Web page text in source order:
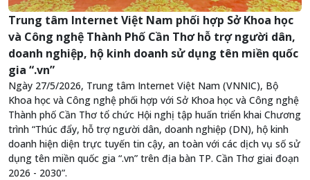
Trung tâm Internet Việt Nam phối hợp Sở Khoa học
và Công nghệ Thành Phố Cần Thơ hỗ trợ người dân,
doanh nghiệp, hộ kinh doanh sử dụng tên miền quốc
gia “.vn”
Ngày 27/5/2026, Trung tâm Internet Việt Nam (VNNIC), Bộ
Khoa học và Công nghệ phối hợp với Sở Khoa học và Công nghệ
Thành phố Cần Thơ tổ chức Hội nghị tập huấn triển khai Chương
trình “Thúc đẩy, hỗ trợ người dân, doanh nghiệp (DN), hộ kinh
doanh hiện diện trực tuyến tin cậy, an toàn với các dịch vụ số sử
dụng tên miền quốc gia “.vn” trên địa bàn TP. Cần Thơ giai đoạn
2026 - 2030”.